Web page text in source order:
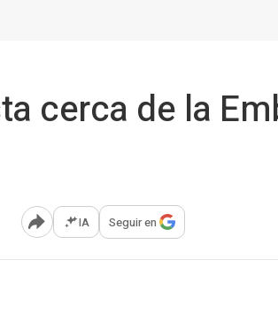
cerca de la
Abrir opciones para compartir
IA Seguir en